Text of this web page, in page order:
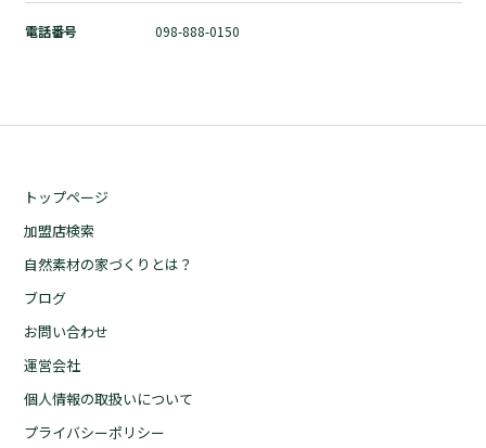
電話番号 098-888-0150
トップページ
加盟店検索
自然素材の家づくりとは？
ブログ
お問い合わせ
運営会社
個人情報の取扱いについて
プライバシーポリシー